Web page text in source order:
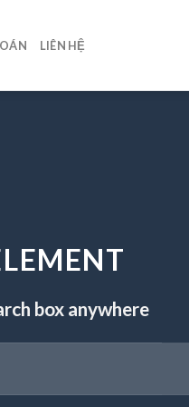
LIÊN HỆ
box anywhere